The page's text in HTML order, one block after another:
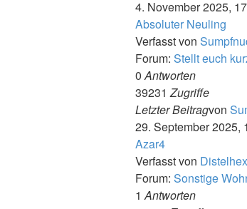
4. November 2025,
Absoluter Neuling
Verfasst von
Forum: Stellt euch
0Antworten
39231Zugriffe
Letzter Beitragvon
29. September 2025,
Azar4
Verfasst von
Forum: Sonstige
1Antworten